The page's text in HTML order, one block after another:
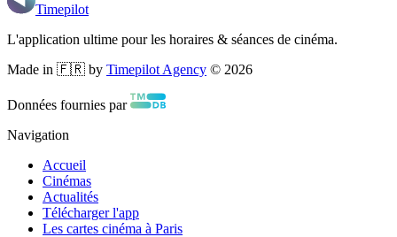
Timepilot
L'application ultime pour les horaires & séances de cinéma.
Made in 🇫🇷 by Timepilot Agency © 2026
Données fournies par
Navigation
Accueil
Cinémas
Actualités
Télécharger l'app
Les cartes cinéma à Paris